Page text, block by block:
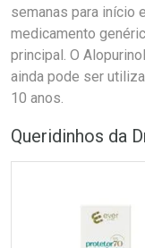
semanas para início
medicamento
principal. O
ainda pode ser
10 anos.
Queridinhos da